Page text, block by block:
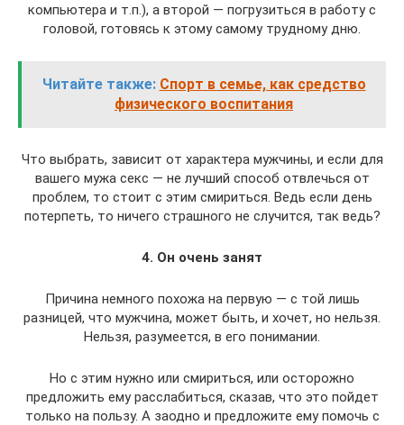
компьютера и т.п.), а второй — погрузиться в работу с
головой, готовясь к этому самому трудному дню.
Читайте также: Спорт в семье, как средство
физического воспитания
Что выбрать, зависит от характера мужчины, и если для
вашего мужа секс — не лучший способ отвлечься от
проблем, то стоит с этим смириться. Ведь если день
потерпеть, то ничего страшного не случится, так ведь?
4. Он очень занят
Причина немного похожа на первую — с той лишь
разницей, что мужчина, может быть, и хочет, но нельзя.
Нельзя, разумеется, в его понимании.
Но с этим нужно или смириться, или осторожно
предложить ему расслабиться, сказав, что это пойдет
только на пользу. А заодно и предложите ему помочь с